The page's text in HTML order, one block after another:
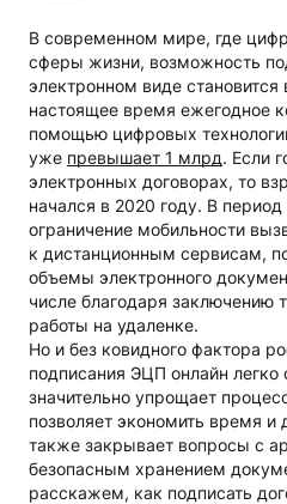
В современном мире, где
сферы жизни, возможность
электронном виде становится
настоящее время ежегодное
помощью цифровых
уже превышает 1 млрд. Если
электронных договорах, то
начался в 2020 году. В
ограничение мобильности
к дистанционным сервисам,
объемы электронного
числе благодаря заключению
работы на удаленке.
Но и без ковидного фактора
подписания ЭЦП онлайн легко
значительно упрощает
позволяет экономить время
также закрывает вопросы с
безопасным хранением
расскажем, как подписать